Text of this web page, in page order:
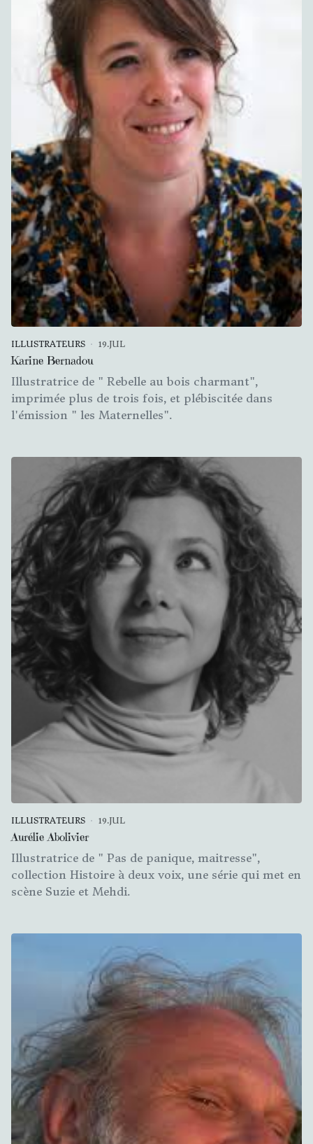
ILLUSTRATEURS 19.JUL
Karine Bernadou
Illustratrice de " Rebelle au bois charmant",
imprimée plus de trois fois, et plébiscitée dans
l'émission " les Maternelles".
ILLUSTRATEURS 19.JUL
Aurélie Abolivier
Illustratrice de " Pas de panique, maitresse",
collection Histoire à deux voix, une série qui met en
scène Suzie et Mehdi.